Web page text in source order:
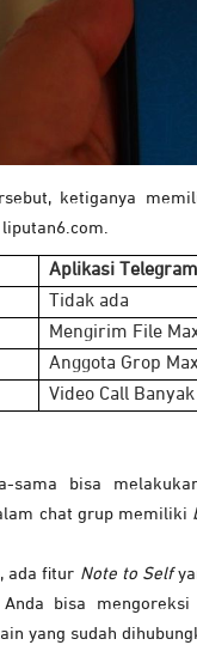
ketiganya
Aplikasi Telegram
Tidak ada
Mengirim File
Anggota Grop
Video Call
sama bisa
chat grup memiliki
ada fitur Note to Self
bisa
yang sudah